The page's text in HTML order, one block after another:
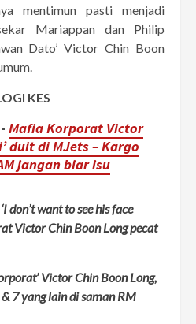
mentimun pasti menjadi
Mariappan dan Philip
Dato’ Victor Chin Boon
KES
Mafia Korporat Victor
duit di MJets – Kargo
jangan biar isu
‘I don’t want to see his face
Victor Chin Boon Long pecat
Victor Chin Boon Long,
7 yang lain di saman RM